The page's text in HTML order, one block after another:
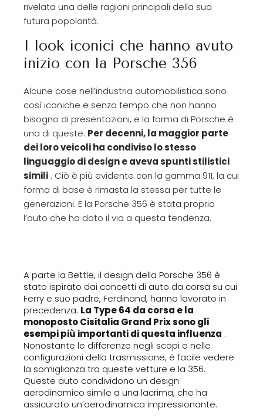
rivelata una delle ragioni principali della sua
futura popolarità.
I look iconici che hanno avuto
inizio con la Porsche 356
Alcune cose nell’industria automobilistica sono
così iconiche e senza tempo che non hanno
bisogno di presentazioni, e la forma di Porsche è
una di queste. Per decenni, la maggior parte
dei loro veicoli ha condiviso lo stesso
linguaggio di design e aveva spunti stilistici
simili . Ciò è più evidente con la gamma 911, la cui
forma di base è rimasta la stessa per tutte le
generazioni. E la Porsche 356 è stata proprio
l’auto che ha dato il via a questa tendenza.
A parte la Bettle, il design della Porsche 356 è
stato ispirato dai concetti di auto da corsa su cui
Ferry e suo padre, Ferdinand, hanno lavorato in
precedenza. La Type 64 da corsa e la
monoposto Cisitalia Grand Prix sono gli
esempi più importanti di questa influenza .
Nonostante le differenze negli scopi e nelle
configurazioni della trasmissione, è facile vedere
la somiglianza tra queste vetture e la 356.
Queste auto condividono un design
aerodinamico simile a una lacrima, che ha
assicurato un’aerodinamica impressionante.